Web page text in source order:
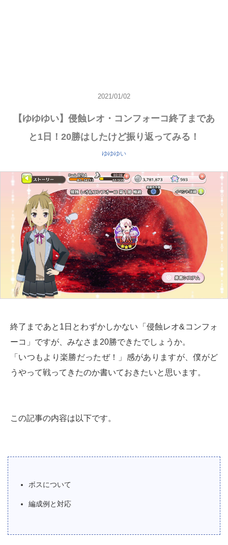
2021/01/02
【ゆゆゆい】侵蝕レオ・コンフォーコ終了まであ
と1日！20勝はしたけど振り返ってみる！
ゆゆゆい
終了まであと1日とわずかしかない「侵蝕レオ&コンフォ
ーコ」ですが、みなさま20勝できたでしょうか。
「いつもより楽勝だったぜ！」感がありますが、僕がど
うやって戦ってきたのか書いておきたいと思います。
この記事の内容は以下です。
ボスについて
編成例と対応